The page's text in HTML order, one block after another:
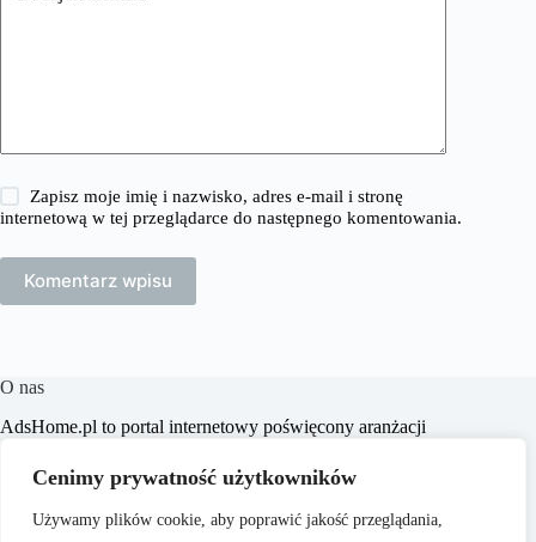
Cenimy prywatność użytkowników
Używamy plików cookie, aby poprawić jakość przeglądania,
Zapisz moje imię i nazwisko, adres e-mail i stronę
internetową w tej przeglądarce do następnego komentowania.
Komentarz wpisu
O nas
​AdsHome.pl to portal internetowy poświęcony aranżacji
celem jest dostarczanie praktycznych wskazówek i inspiracji,
które pomogą czytelnikom w tworzeniu komfortowych i
stylowych przestrzeni życiowych.